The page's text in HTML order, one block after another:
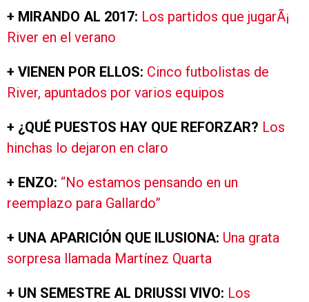
+ MIRANDO AL 2017: Los partidos que jugarÃ¡
River en el verano
+ VIENEN POR ELLOS: Cinco futbolistas de
River, apuntados por varios equipos
+ ¿QUÉ PUESTOS HAY QUE REFORZAR? Los
hinchas lo dejaron en claro
+ ENZO: “No estamos pensando en un
reemplazo para Gallardo”
+ UNA APARICIÓN QUE ILUSIONA: Una grata
sorpresa llamada Martínez Quarta
+ UN SEMESTRE AL DRIUSSI VIVO: Los